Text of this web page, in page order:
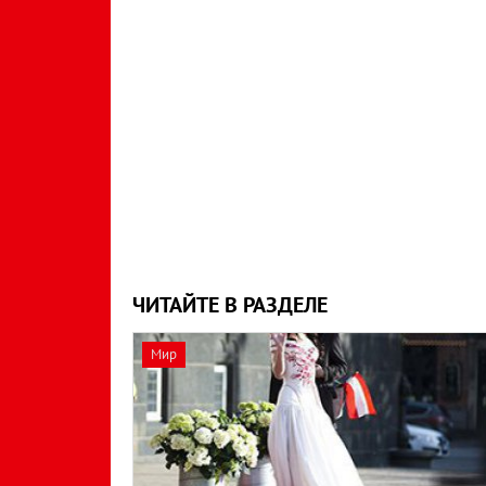
ЧИТАЙТЕ В РАЗДЕЛЕ
Мир